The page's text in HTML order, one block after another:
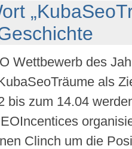
Wettbewerb des
als
bis zum 14.04
Clinch um die